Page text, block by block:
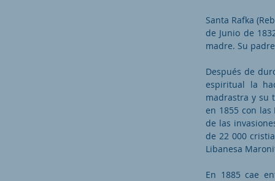
Santa Rafka
de Junio de
madre. Su
Después de
espiritual la
madrastra y su
en 1855 con
de las
de 22 000
Libanesa
En 1885 cae